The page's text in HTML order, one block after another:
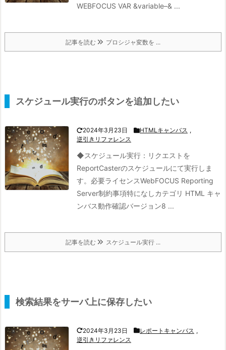
WEBFOCUS VAR &variable–& ...
記事を読む プロシジャ変数を ...
スケジュール実行のボタンを追加したい
2024年3月23日 HTMLキャンバス ,
逆引きリファレンス
◆スケジュール実行： リクエストを
ReportCasterのスケジュールにて実行しま
す。 必要ライセンスWebFOCUS Reporting
Server制約事項特になしカテゴリ HTML キャ
ンバス動作確認バージョン8 ...
記事を読む スケジュール実行 ...
検索結果をサーバ上に保存したい
2024年3月23日 レポートキャンバス ,
逆引きリファレンス